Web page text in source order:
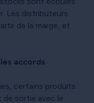
Les distributeurs
de la marge, et
accords
certains produits
de sortie avec le